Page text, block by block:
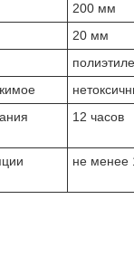
200 мм
20 мм
12 часов
не менее